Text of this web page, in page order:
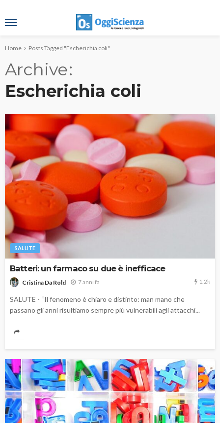
Home Posts Tagged "Escherichia coli"
Archive
Escherichia coli
SALUTE
Batteri: un farmaco su due è inefficace
Cristina Da Rold 7 anni fa 1.2k
SALUTE - “Il fenomeno è chiaro e distinto: man mano che
passano gli anni risultiamo sempre più vulnerabili agli attacchi...